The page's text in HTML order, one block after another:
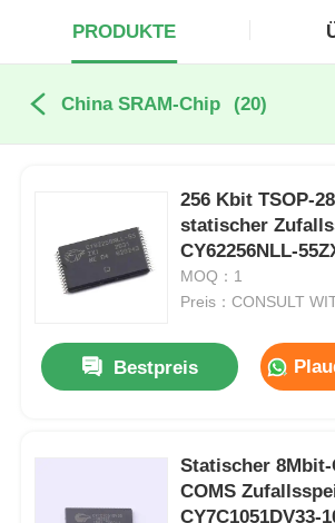
PRODUKTE
China SRAM-Chip (20)
256 Kbit TSOP-
statischer
CY62256NLL-
MOQ：1
Preis：CONSULT
Bestpreis
Statischer
COMS
CY7C1051DV33-